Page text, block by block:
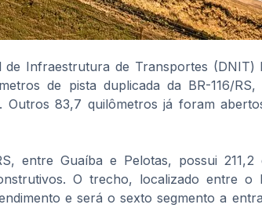
de Infraestrutura de Transportes (DNIT)
de pista duplicada da BR-116/
Outros 83,7 quilômetros já foram
entre Guaíba e Pelotas, possui 211,2
O trecho, localizado entre o
e será o sexto segmento a